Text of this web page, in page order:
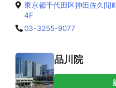
東京都千代田区神田佐久間
4F
03-3255-9077
品川院